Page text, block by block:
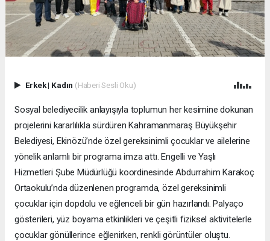
Erkek| Kadın (Haberi Sesli Oku)
Sosyal belediyecilik anlayışıyla toplumun her kesimine dokunan
projelerini kararlılıkla sürdüren Kahramanmaraş Büyükşehir
Belediyesi, Ekinözü’nde özel gereksinimli çocuklar ve ailelerine
yönelik anlamlı bir programa imza attı. Engelli ve Yaşlı
Hizmetleri Şube Müdürlüğü koordinesinde Abdurrahim Karakoç
Ortaokulu’nda düzenlenen programda, özel gereksinimli
çocuklar için dopdolu ve eğlenceli bir gün hazırlandı. Palyaço
gösterileri, yüz boyama etkinlikleri ve çeşitli fiziksel aktivitelerle
çocuklar gönüllerince eğlenirken, renkli görüntüler oluştu.